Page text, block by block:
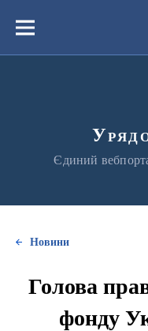
вмістуМеню
Єдиний
Новини
Голова
фонду